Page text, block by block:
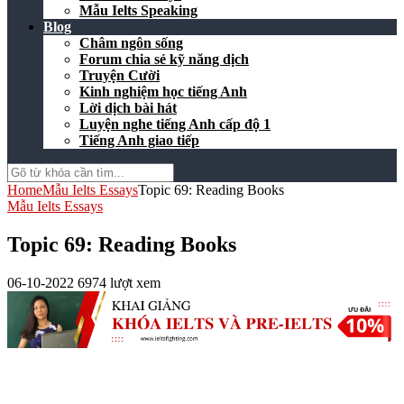
Mẫu Ielts Speaking
Blog
Châm ngôn sống
Forum chia sẻ kỹ năng dịch
Truyện Cười
Kinh nghiệm học tiếng Anh
Lời dịch bài hát
Luyện nghe tiếng Anh cấp độ 1
Tiếng Anh giao tiếp
HomeMẫu Ielts EssaysTopic 69: Reading Books
Mẫu Ielts Essays
Topic 69: Reading Books
06-10-2022 6974 lượt xem